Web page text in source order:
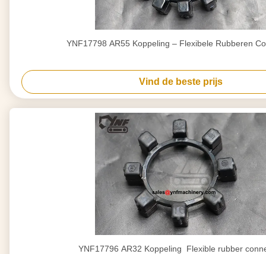
YNF17798 AR55 Koppeling – Flexibele Rubberen
Vind de beste prijs
YNF17796 AR32 Koppeling ️ Flexible rubber